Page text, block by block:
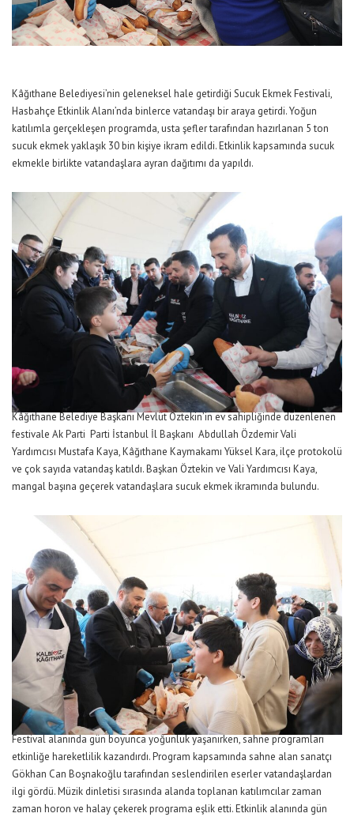
Kâğıthane Belediyesi’nin geleneksel hale getirdiği Sucuk Ekmek Festivali,
Hasbahçe Etkinlik Alanı’nda binlerce vatandaşı bir araya getirdi. Yoğun
katılımla gerçekleşen programda, usta şefler tarafından hazırlanan 5 ton
sucuk ekmek yaklaşık 30 bin kişiye ikram edildi. Etkinlik kapsamında sucuk
ekmekle birlikte vatandaşlara ayran dağıtımı da yapıldı.
Kâğıthane Belediye Başkanı Mevlüt Öztekin’in ev sahipliğinde düzenlenen
festivale Ak Parti Parti İstanbul İl Başkanı Abdullah Özdemir Vali
Yardımcısı Mustafa Kaya, Kâğıthane Kaymakamı Yüksel Kara, ilçe protokolü
ve çok sayıda vatandaş katıldı. Başkan Öztekin ve Vali Yardımcısı Kaya,
mangal başına geçerek vatandaşlara sucuk ekmek ikramında bulundu.
Festival alanında gün boyunca yoğunluk yaşanırken, sahne programları
etkinliğe hareketlilik kazandırdı. Program kapsamında sahne alan sanatçı
Gökhan Can Boşnakoğlu tarafından seslendirilen eserler vatandaşlardan
ilgi gördü. Müzik dinletisi sırasında alanda toplanan katılımcılar zaman
zaman horon ve halay çekerek programa eşlik etti. Etkinlik alanında gün